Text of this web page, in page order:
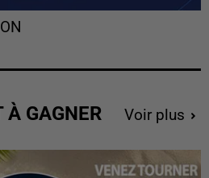
GAGNER Voir plus